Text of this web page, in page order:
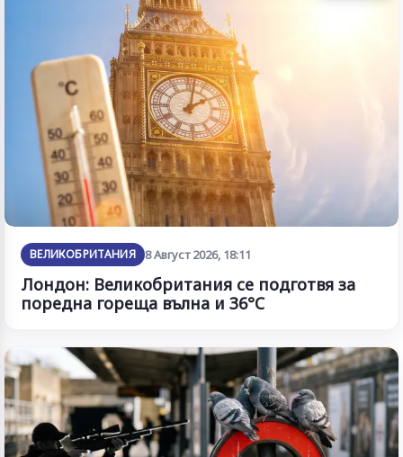
ВЕЛИКОБРИТАНИЯ 8 Август 2026, 18:11
Лондон: Великобритания се подготвя за
поредна гореща вълна и 36°C